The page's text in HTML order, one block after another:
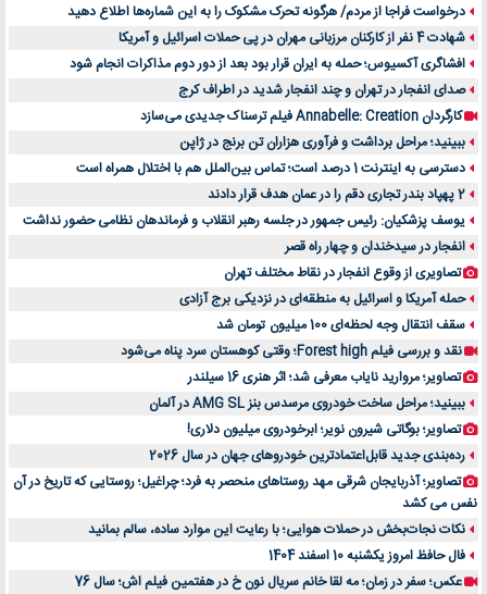
درخواست فراجا از مردم/ هرگونه تحرک مشکوک را به این شماره‌ها اطلاع دهید
شهادت 4 نفر از کارکنان مرزبانی مهران در پی حملات اسرائیل و آمریکا
افشاگری آکسیوس؛ حمله به ایران قرار بود بعد از دور دوم مذاکرات انجام شود
صدای انفجار در تهران و چند انفجار شدید در اطراف کرج
کارگردان Annabelle: Creation فیلم ترسناک جدیدی می‌سازد
ببینید؛ مراحل برداشت و فرآوری هزاران تن برنج در ژاپن
دسترسی به اینترنت 1 درصد است؛ تماس بین‌الملل هم با اختلال همراه است
2 پهپاد بندر تجاری دقم را در عمان هدف قرار دادند
یوسف پزشکیان: رئیس جمهور در جلسه رهبر انقلاب و فرماندهان نظامی حضور نداشت
انفجار در سیدخندان و چهار راه قصر
تصاویری از وقوع انفجار در نقاط مختلف تهران
حمله آمریکا و اسرائیل به منطقه‌ای در نزدیکی برج آزادی
سقف انتقال وجه لحظه‌ای 100 میلیون تومان شد
نقد و بررسی فیلم Forest high؛ وقتی کوهستان سرد پناه می‌شود
تصاویر؛ مروارید نایاب معرفی شد؛ اثر هنری 16 سیلندر
ببینید؛ مراحل ساخت خودروی مرسدس بنز AMG SL در آلمان
تصاویر؛ بوگاتی شیرون نویر؛ ابرخودروی میلیون دلاری!
رده‌بندی جدید قابل‌اعتمادترین خودروهای جهان در سال 2026
تصاویر؛ آذربایجان شرقی مهد روستاهای منحصر به فرد؛ چراغیل؛ روستایی که تاریخ در آن
نفس می کشد
نکات نجات‌بخش در حملات هوایی؛ با رعایت این موارد ساده، سالم بمانید
فال حافظ امروز یکشنبه 10 اسفند 1404
عکس؛ سفر در زمان؛ مه لقا خانم سریال نون خ در هفتمین فیلم اش؛ سال 76